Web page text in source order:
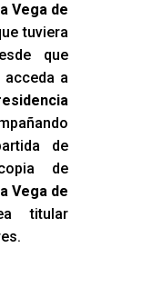
Vega de
tuviera
que
a
de
de
Vega de
titular